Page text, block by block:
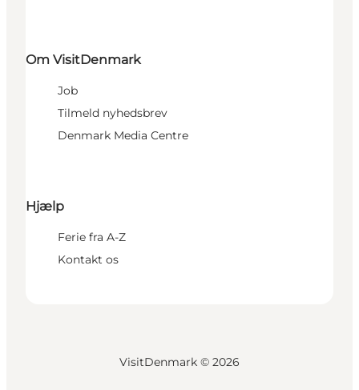
Om VisitDenmark
Job
Tilmeld nyhedsbrev
Denmark Media Centre
Hjælp
Ferie fra A-Z
Kontakt os
VisitDenmark © 2026